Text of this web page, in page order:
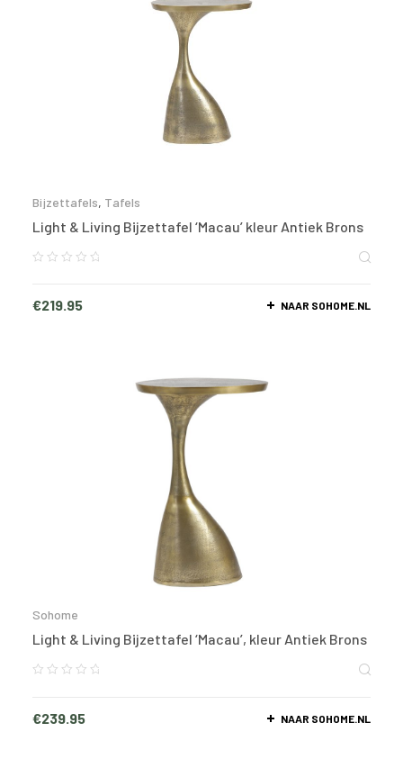
Bijzettafels, Tafels
Light & Living Bijzettafel ‘Macau’ kleur Antiek Brons
€219.95 NAAR SOHOME.NL
Sohome
Light & Living Bijzettafel ‘Macau’, kleur Antiek Brons
€239.95 NAAR SOHOME.NL